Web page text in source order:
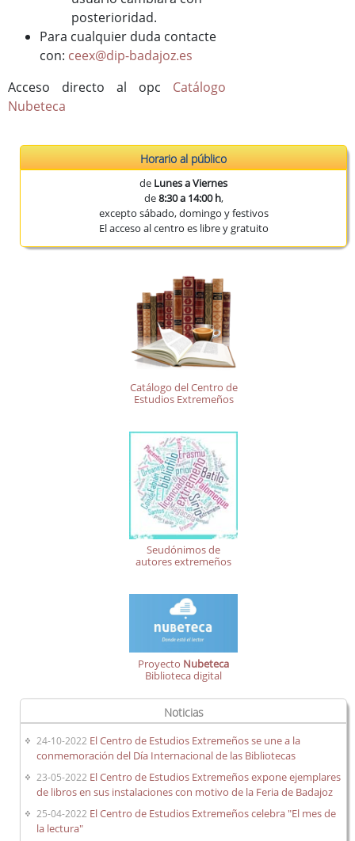
posterioridad.
Para cualquier duda contacte
con: ceex@dip-badajoz.es
Acceso directo al opc Catálogo
Nubeteca
Horario al público
de Lunes a Viernes
de8:30 a 14:00 h,
excepto sábado, domingo y festivos
El acceso al centro es libre y gratuito
Catálogo del Centro de
Estudios Extremeños
Seudónimos de
autores extremeños
Proyecto Nubeteca
Biblioteca digital
Noticias
24-10-2022 El Centro de Estudios Extremeños se une a la
conmemoración del Día Internacional de las Bibliotecas
23-05-2022 El Centro de Estudios Extremeños expone ejemplares
de libros en sus instalaciones con motivo de la Feria de Badajoz
25-04-2022 El Centro de Estudios Extremeños celebra "El mes de
la lectura"